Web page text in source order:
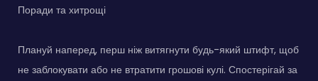
Поради та хитрощі
Плануй наперед, перш ніж витягнути будь-який штифт, щоб
не заблокувати або не втратити грошові кулі. Спостерігай за